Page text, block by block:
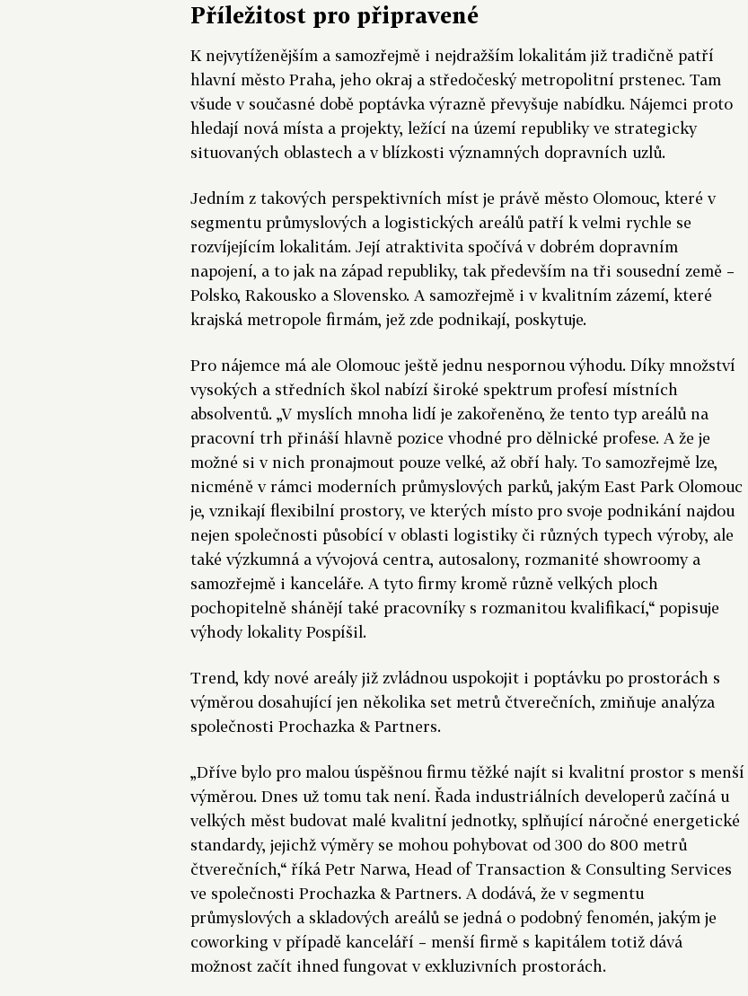
Příležitost pro připravené
K nejvytíženějším a samozřejmě i nejdražším lokalitám již tradičně patří
hlavní město Praha, jeho okraj a středočeský metropolitní prstenec. Tam
všude v současné době poptávka výrazně převyšuje nabídku. Nájemci proto
hledají nová místa a projekty, ležící na území republiky ve strategicky
situovaných oblastech a v blízkosti významných dopravních uzlů.
Jedním z takových perspektivních míst je právě město Olomouc, které v
segmentu průmyslových a logistických areálů patří k velmi rychle se
rozvíjejícím lokalitám. Její atraktivita spočívá v dobrém dopravním
napojení, a to jak na západ republiky, tak především na tři sousední země –
Polsko, Rakousko a Slovensko. A samozřejmě i v kvalitním zázemí, které
krajská metropole firmám, jež zde podnikají, poskytuje.
Pro nájemce má ale Olomouc ještě jednu nespornou výhodu. Díky množství
vysokých a středních škol nabízí široké spektrum profesí místních
absolventů. „V myslích mnoha lidí je zakořeněno, že tento typ areálů na
pracovní trh přináší hlavně pozice vhodné pro dělnické profese. A že je
možné si v nich pronajmout pouze velké, až obří haly. To samozřejmě lze,
nicméně v rámci moderních průmyslových parků, jakým East Park Olomouc
je, vznikají flexibilní prostory, ve kterých místo pro svoje podnikání najdou
nejen společnosti působící v oblasti logistiky či různých typech výroby, ale
také výzkumná a vývojová centra, autosalony, rozmanité showroomy a
samozřejmě i kanceláře. A tyto firmy kromě různě velkých ploch
pochopitelně shánějí také pracovníky s rozmanitou kvalifikací,“ popisuje
výhody lokality Pospíšil.
Trend, kdy nové areály již zvládnou uspokojit i poptávku po prostorách s
výměrou dosahující jen několika set metrů čtverečních, zmiňuje analýza
společnosti Prochazka & Partners.
„Dříve bylo pro malou úspěšnou firmu těžké najít si kvalitní prostor s menší
výměrou. Dnes už tomu tak není. Řada industriálních developerů začíná u
velkých měst budovat malé kvalitní jednotky, splňující náročné energetické
standardy, jejichž výměry se mohou pohybovat od 300 do 800 metrů
čtverečních,“ říká Petr Narwa, Head of Transaction & Consulting Services
ve společnosti Prochazka & Partners. A dodává, že v segmentu
průmyslových a skladových areálů se jedná o podobný fenomén, jakým je
coworking v případě kanceláří – menší firmě s kapitálem totiž dává
možnost začít ihned fungovat v exkluzivních prostorách.